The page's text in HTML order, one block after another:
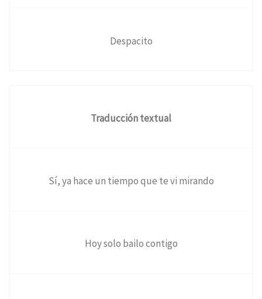
Despacito
Traducción textual
Sí, ya hace un tiempo que te vi mirando
Hoy solo bailo contigo